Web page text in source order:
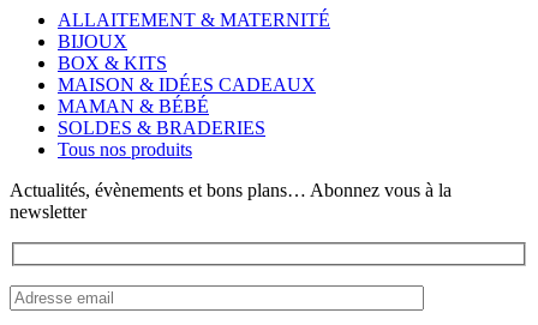
variations.
Les
peuvent
être
choisies
sur
page
du
ALLAITEMENT & MATERNITÉ
BIJOUX
BOX & KITS
MAISON & IDÉES CADEAUX
MAMAN & BÉBÉ
SOLDES & BRADERIES
Tous nos produits
Actualités, évènements et bons plans… Abonnez vous à la
newsletter